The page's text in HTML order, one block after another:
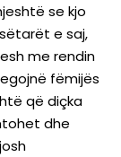
se kjo
e saj,
me rendin
fëmijës
që diçka
dhe